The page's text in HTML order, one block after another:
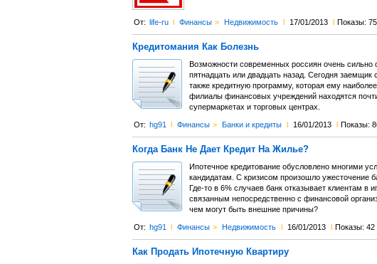
От: life-ru l Финансы > Недвижимость l 17/01/2013 l Показы: 75
Кредитомания Как Болезнь
Возможности современных россиян очень сильно
пятнадцать или двадцать назад. Сегодня заемщик
также кредитную программу, которая ему
филиалы финансовых учреждений находятся
супермаркетах и торговых центрах.
От: hg91 l Финансы > Банки и кредиты l 16/01/2013 l Показы:
Когда Банк Не Дает Кредит На Жилье?
Ипотечное кредитование обусловлено многими
кандидатам. С кризисом произошло ужесточение
Где-то в 6% случаев банк отказывает клиентам в
связанным непосредственно с финансовой
чем могут быть внешние причины?
От: hg91 l Финансы > Недвижимость l 16/01/2013 l Показы: 42
Как Продать Ипотечную Квартиру